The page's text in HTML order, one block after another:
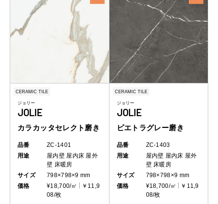
CERAMIC TILE
ジョリー
JOLIE
カラカッタセレクト磨き
品番
ZC-1401
用途
屋内壁 屋内床 屋外
壁 床暖房
サイズ
798×798×9 mm
価格
¥18,700/㎡
￥11,9
08/枚
CERAMIC TILE
ジョリー
JOLIE
ピエトラグレー磨き
品番
ZC-1403
用途
屋内壁 屋内床 屋外
壁 床暖房
サイズ
798×798×9 mm
価格
¥18,700/㎡
￥11,9
08/枚